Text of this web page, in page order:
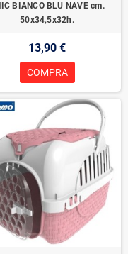
BIANCO BLU NAVE cm.
50x34,5x32h.
13,90 €
COMPRA